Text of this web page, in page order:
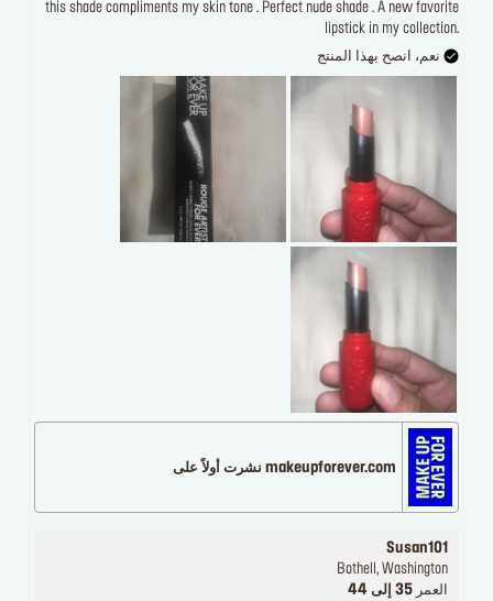
this shade compliments my skin tone . Perfect nude shade . A new favorite
lipstick in my collection.
نعم، انصح بهذا المنتج
makeupforever.com نشرت أولاً على
Susan101
Bothell, Washington
العمر 35 إلى 44